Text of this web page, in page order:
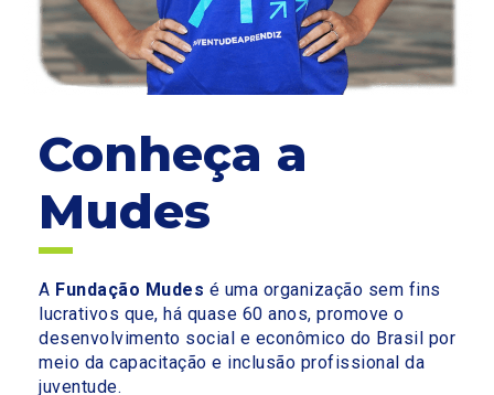
Conheça a
Mudes
A Fundação Mudes é uma organização sem fins
lucrativos que, há quase 60 anos, promove o
desenvolvimento social e econômico do Brasil por
meio da capacitação e inclusão profissional da
juventude.